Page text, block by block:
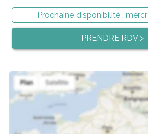
Prochaine disponibilité :
PRENDRE RDV >